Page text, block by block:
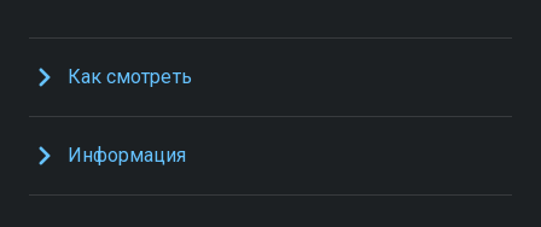
Как смотреть
Информация